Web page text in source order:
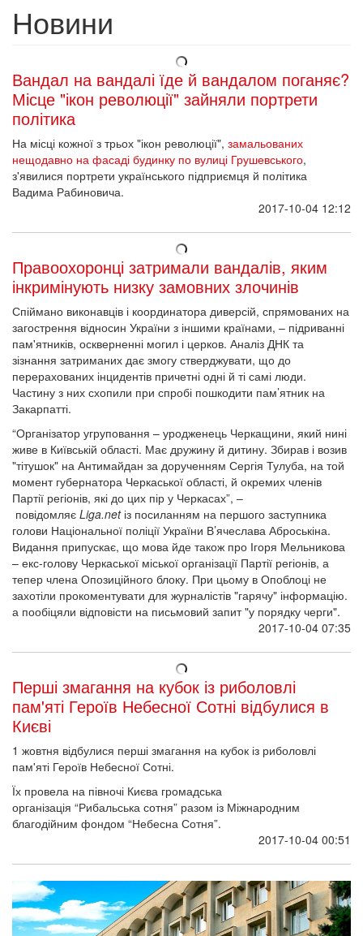
Новини
Вандал на вандалі їде й вандалом поганяє?
Місце "ікон революції" зайняли портрети
політика
На місці кожної з трьох "ікон революції", замальованих
нещодавно на фасаді будинку по вулиці Грушевського,
з'явилися портрети українського підприємця й політика
Вадима Рабиновича.
2017-10-04 12:12
Правоохоронці затримали вандалів, яким
інкримінують низку замовних злочинів
Спіймано виконавців і координатора диверсій, спрямованих на
загострення відносин України з іншими країнами, – підриванні
пам'ятників, оскверненні могил і церков. Аналіз ДНК та
зізнання затриманих дає змогу стверджувати, що до
перерахованих інцидентів причетні одні й ті самі люди.
Частину з них схопили при спробі пошкодити пам’ятник на
Закарпатті.
“Організатор угруповання – уродженець Черкащини, який нині
живе в Київській області. Має дружину й дитину. Збирав і возив
"тітушок" на Антимайдан за дорученням Сергія Тулуба, на той
момент губернатора Черкаської області, й окремих членів
Партії регіонів, які до цих пір у Черкасах”, –
повідомляє Liga.netіз посиланням на першого заступника
голови Національної поліції України В’ячеслава Аброськіна.
Видання припускає, що мова йде також про Ігоря Мельникова
– екс-голову Черкаської міської організації Партії регіонів, а
тепер члена Опозиційного блоку. При цьому в Опоблоці не
захотіли прокоментувати для журналістів "гарячу" інформацію.
а пообіцяли відповісти на письмовий запит "у порядку черги".
2017-10-04 07:35
Перші змагання на кубок із риболовлі
пам'яті Героїв Небесної Сотні відбулися в
Києві
1 жовтня відбулися перші змагання на кубок із риболовлі
пам'яті Героїв Небесної Сотні.
Їх провела на півночі Києва громадська
організація “Рибальська сотня” разом із Міжнародним
благодійним фондом “Небесна Сотня”.
2017-10-04 00:51